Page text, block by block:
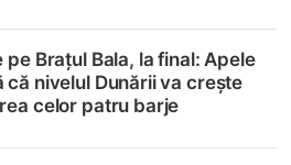
Brațul Bala, la final: Apele
că nivelul Dunării va crește
celor patru barje